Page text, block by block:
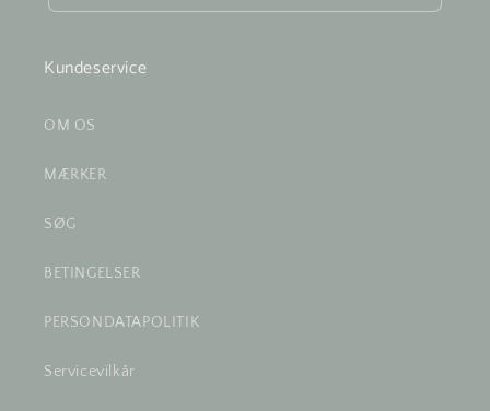
Kundeservice
OM OS
MÆRKER
SØG
BETINGELSER
PERSONDATAPOLITIK
Servicevilkår